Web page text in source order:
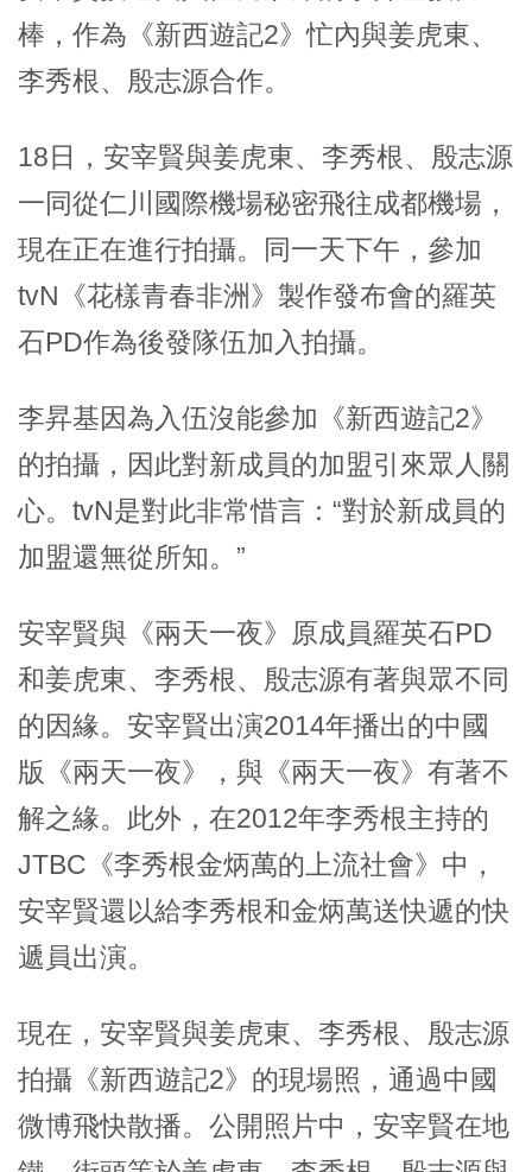
棒，作為《新西遊記2》忙內與姜虎東、
李秀根、殷志源合作。
18日，安宰賢與姜虎東、李秀根、殷志源
一同從仁川國際機場秘密飛往成都機場，
現在正在進行拍攝。同一天下午，參加
tvN《花樣青春非洲》製作發布會的羅英
石PD作為後發隊伍加入拍攝。
李昇基因為入伍沒能參加《新西遊記2》
的拍攝，因此對新成員的加盟引來眾人關
心。tvN是對此非常惜言：“對於新成員的
加盟還無從所知。”
安宰賢與《兩天一夜》原成員羅英石PD
和姜虎東、李秀根、殷志源有著與眾不同
的因緣。安宰賢出演2014年播出的中國
版《兩天一夜》，與《兩天一夜》有著不
解之緣。此外，在2012年李秀根主持的
JTBC《李秀根金炳萬的上流社會》中，
安宰賢還以給李秀根和金炳萬送快遞的快
遞員出演。
現在，安宰賢與姜虎東、李秀根、殷志源
拍攝《新西遊記2》的現場照，通過中國
微博飛快散播。公開照片中，安宰賢在地